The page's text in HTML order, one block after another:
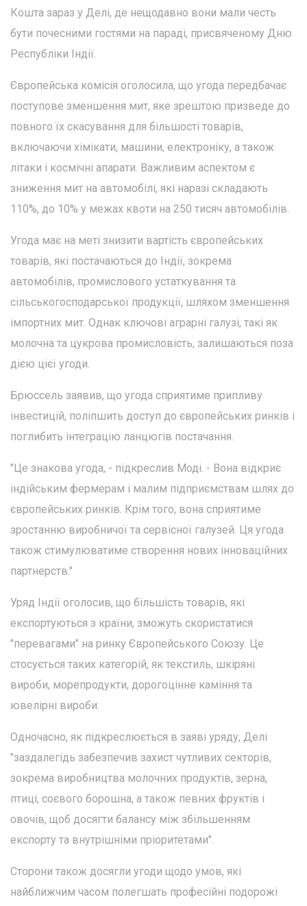
Кошта зараз у Делі, де нещодавно вони мали честь
бути почесними гостями на параді, присвяченому Дню
Республіки Індії.
Європейська комісія оголосила, що угода передбачає
поступове зменшення мит, яке зрештою призведе до
повного їх скасування для більшості товарів,
включаючи хімікати, машини, електроніку, а також
літаки і космічні апарати. Важливим аспектом є
зниження мит на автомобілі, які наразі складають
110%, до 10% у межах квоти на 250 тисяч автомобілів.
Угода має на меті знизити вартість європейських
товарів, які постачаються до Індії, зокрема
автомобілів, промислового устаткування та
сільськогосподарської продукції, шляхом зменшення
імпортних мит. Однак ключові аграрні галузі, такі як
молочна та цукрова промисловість, залишаються поза
дією цієї угоди.
Брюссель заявив, що угода сприятиме припливу
інвестицій, поліпшить доступ до європейських ринків і
поглибить інтеграцію ланцюгів постачання.
"Це знакова угода, - підкреслив Моді. - Вона відкриє
індійським фермерам і малим підприємствам шлях до
європейських ринків. Крім того, вона сприятиме
зростанню виробничої та сервісної галузей. Ця угода
також стимулюватиме створення нових інноваційних
партнерств."
Уряд Індії оголосив, що більшість товарів, які
експортуються з країни, зможуть скористатися
"перевагами" на ринку Європейського Союзу. Це
стосується таких категорій, як текстиль, шкіряні
вироби, морепродукти, дорогоцінне каміння та
ювелірні вироби.
Одночасно, як підкреслюється в заяві уряду, Делі
"заздалегідь забезпечив захист чутливих секторів,
зокрема виробництва молочних продуктів, зерна,
птиці, соєвого борошна, а також певних фруктів і
овочів, щоб досягти балансу між збільшенням
експорту та внутрішніми пріоритетами".
Сторони також досягли угоди щодо умов, які
найближчим часом полегшать професійні подорожі